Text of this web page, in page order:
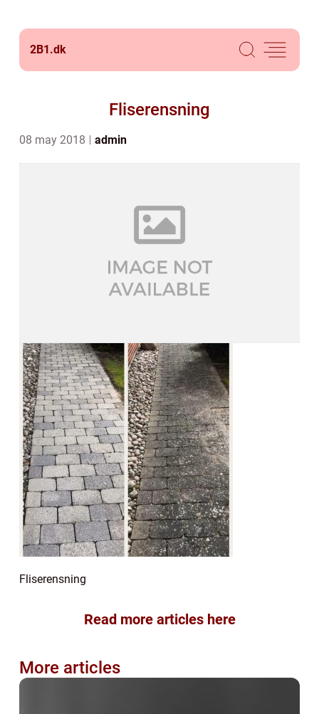
2B1.dk
Fliserensning
08 may 2018 admin
Fliserensning
Read more articles here
More articles